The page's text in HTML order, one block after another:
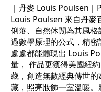
｜丹麥 Louis Poulsen ｜
Louis Poulsen 來自丹麥
俐落、自然休閒為其風
過數學原理的公式，精密
處處都能體現出 Louis
量， 作品更獲得美國紐約
藏，創造無數經典傳世
藏，照亮妝飾一室溫暖